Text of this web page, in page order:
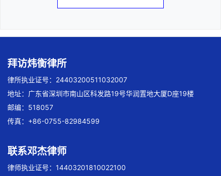
拜访炜衡律所
律所执业证号：24403200511032007
地址：广东省深圳市南山区科发路19号华润置地大厦D座19楼
邮编：518057
传真：+86-0755-82984599
联系邓杰律师
律师执业证号：14403201810022100